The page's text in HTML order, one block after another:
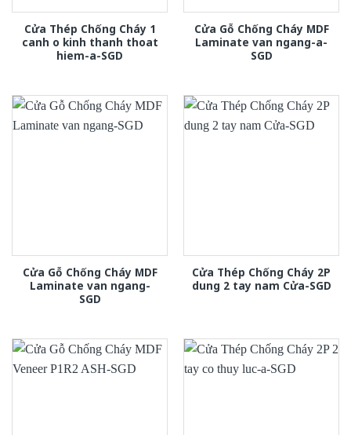
Cửa Thép Chống Cháy 1
canh o kinh thanh thoat
hiem-a-SGD
Cửa Gỗ Chống Cháy MDF
Laminate van ngang-a-
SGD
Cửa Gỗ Chống Cháy MDF
Laminate van ngang-
SGD
Cửa Thép Chống Cháy 2P
dung 2 tay nam Cửa-SGD